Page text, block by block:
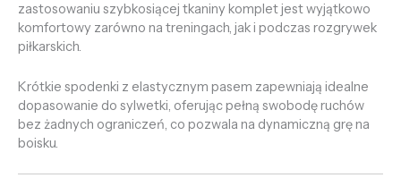
zastosowaniu szybkosiącej tkaniny komplet jest wyjątkowo
komfortowy zarówno na treningach, jak i podczas rozgrywek
piłkarskich.
Krótkie spodenki z elastycznym pasem zapewniają idealne
dopasowanie do sylwetki, oferując pełną swobodę ruchów
bez żadnych ograniczeń, co pozwala na dynamiczną grę na
boisku.